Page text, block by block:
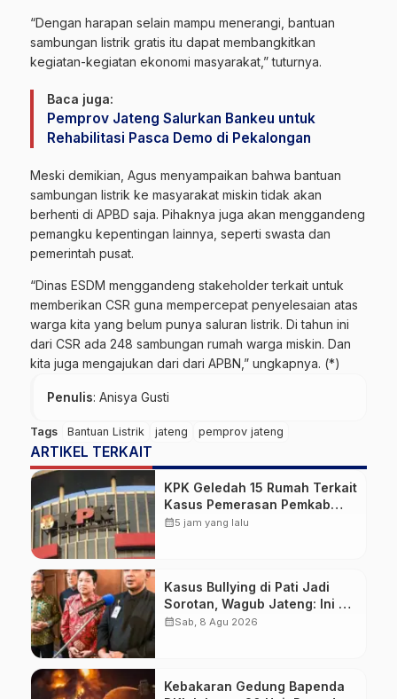
“Dengan harapan selain mampu menerangi, bantuan
sambungan listrik gratis itu dapat membangkitkan
kegiatan-kegiatan ekonomi masyarakat,” tuturnya.
Baca juga:
Pemprov Jateng Salurkan Bankeu untuk
Rehabilitasi Pasca Demo di Pekalongan
Meski demikian, Agus menyampaikan bahwa bantuan
sambungan listrik ke masyarakat miskin tidak akan
berhenti di APBD saja. Pihaknya juga akan menggandeng
pemangku kepentingan lainnya, seperti swasta dan
pemerintah pusat.
“Dinas ESDM menggandeng stakeholder terkait untuk
memberikan CSR guna mempercepat penyelesaian atas
warga kita yang belum punya saluran listrik. Di tahun ini
dari CSR ada 248 sambungan rumah warga miskin. Dan
kita juga mengajukan dari dari APBN,” ungkapnya. (*)
Penulis: Anisya Gusti
Tags Bantuan Listrik jateng pemprov jateng
ARTIKEL TERKAIT
KPK Geledah 15 Rumah Terkait
Kasus Pemerasan Pemkab
Pemalang, Sita Dokumen
calendar_month5 jam yang lalu
Kasus Bullying di Pati Jadi
Sorotan, Wagub Jateng: Ini PR
Bersama
calendar_monthSab, 8 Agu 2026
Kebakaran Gedung Bapenda